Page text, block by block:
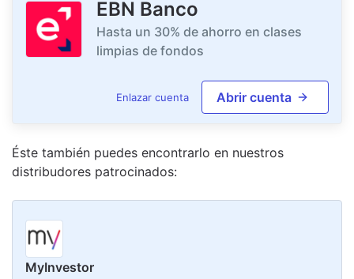
EBN Banco
Hasta un 30% de ahorro en clases
limpias de fondos
Enlazar cuenta Abrir cuenta
Éste también puedes encontrarlo en nuestros
distribudores patrocinados:
MyInvestor